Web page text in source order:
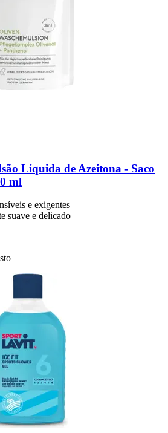
Líquida de Azeitona -​ Saco
ml
e exigentes
suave e delicado